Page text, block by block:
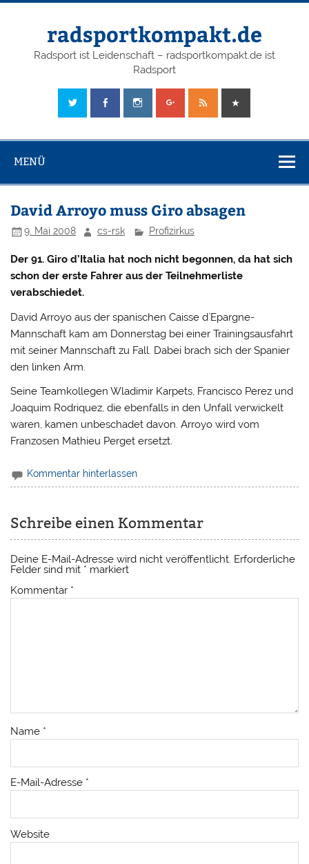
radsportkompakt.de
Radsport ist Leidenschaft – radsportkompakt.de ist
Radsport
MENÜ
David Arroyo muss Giro absagen
9. Mai 2008 cs-rsk Profizirkus
Der 91. Giro d’Italia hat noch nicht begonnen, da hat sich
schon der erste Fahrer aus der Teilnehmerliste
verabschiedet.
David Arroyo aus der spanischen Caisse d`Epargne-
Mannschaft kam am Donnerstag bei einer Trainingsausfahrt
mit seiner Mannschaft zu Fall. Dabei brach sich der Spanier
den linken Arm.
Seine Teamkollegen Wladimir Karpets, Francisco Perez und
Joaquim Rodriquez, die ebenfalls in den Unfall verwickelt
waren, kamen unbeschadet davon. Arroyo wird vom
Franzosen Mathieu Perget ersetzt.
Kommentar hinterlassen
Schreibe einen Kommentar
Deine E-Mail-Adresse wird nicht veröffentlicht. Erforderliche
Felder sind mit * markiert
Kommentar *
Name *
E-Mail-Adresse *
Website